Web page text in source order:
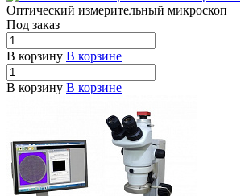
Оптический измерительный микроскоп
Под заказ
В корзину В корзине
В корзину В корзине